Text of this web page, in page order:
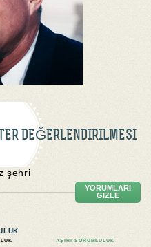
DEĞERLENDIRILMESI
şehri
YORUMLARI
GIZLE
AŞIRI SORUMLULUK